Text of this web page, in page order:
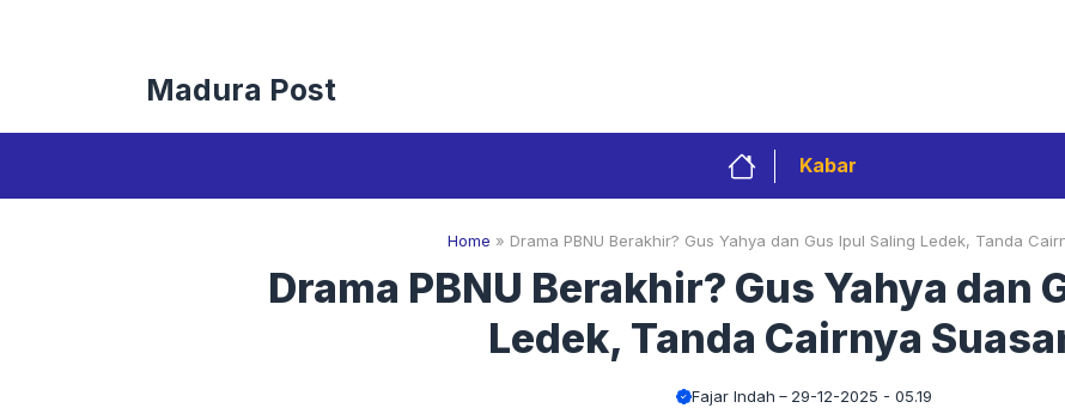
Madura Post
Kabar
Home » Drama PBNU Berakhir? Gus Yahya dan Gus Ipul Saling Ledek, Tanda
Drama PBNU Berakhir? Gus Yahya dan
Ledek, Tanda Cairnya
Fajar Indah 29-12-2025 - 05.19